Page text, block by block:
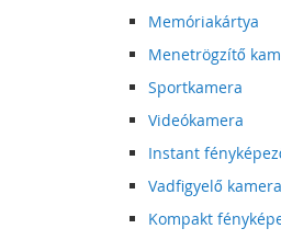
Memóriakártya
Menetrögzítő
Sportkamera
Videókamera
Instant
Vadfigyelő kamera
Kompakt